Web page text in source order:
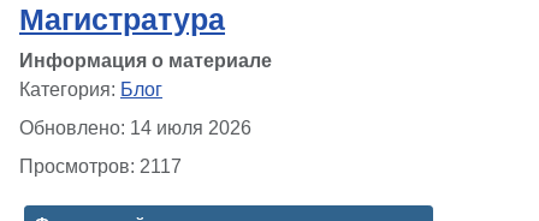
Магистратура
Информация о материале
Категория: Блог
Обновлено: 14 июля 2026
Просмотров: 2117